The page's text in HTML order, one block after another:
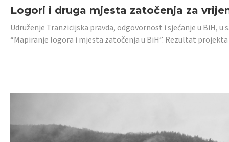
Logori i druga mjesta zatočenja za
Udruženje Tranzicijska pravda, odgovornost i sjećanje u BiH,
“Mapiranje logora i mjesta zatočenja u BiH”. Rezultat